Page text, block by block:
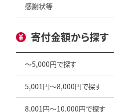
感謝状等
寄付金額から探す
～5,000円で探す
5,001円～8,000円で探す
8,001円～10,000円で探す